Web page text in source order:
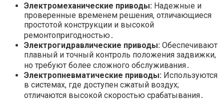
Электромеханические приводы: Надежные и
проверенные временем решения, отличающиеся
простотой конструкции и высокой
ремонтопригодностью․
Электрогидравлические приводы: Обеспечивают
плавный и точный контроль положения задвижки,
но требуют более сложного обслуживания․
Электропневматические приводы: Используются
в системах, где доступен сжатый воздух;
отличаются высокой скоростью срабатывания․